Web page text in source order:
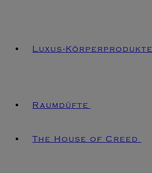
Luxus-Körperprodukte
Raumdüfte
The House of Creed